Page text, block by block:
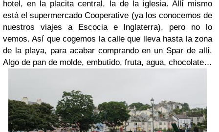
hotel, en la placita central, la de la iglesia. Allí mismo
está el supermercado Cooperative (ya los conocemos de
nuestros viajes a Escocia e Inglaterra), pero no lo
vemos. Así que cogemos la calle que lleva hasta la zona
de la playa, para acabar comprando en un Spar de allí.
Algo de pan de molde, embutido, fruta, agua, chocolate…